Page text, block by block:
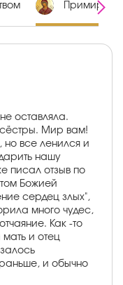
оставляла.
сёстры. Мир вам!
но все ленился и
нашу
писал отзыв по
Божией
сердец злых",
много чудес,
Как -то
и отец
и обычно